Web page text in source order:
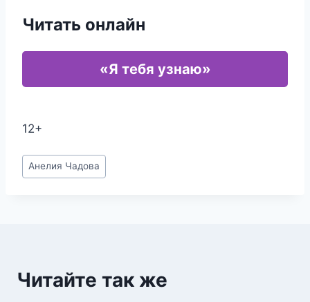
Читать онлайн
«Я тебя узнаю»
12+
Метки
записи:
Анелия Чадова
Читайте так же